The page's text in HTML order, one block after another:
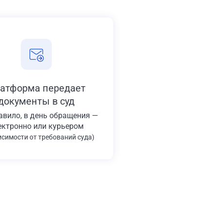
передает
в суд
в день обращения —
или курьером
от требований суда)